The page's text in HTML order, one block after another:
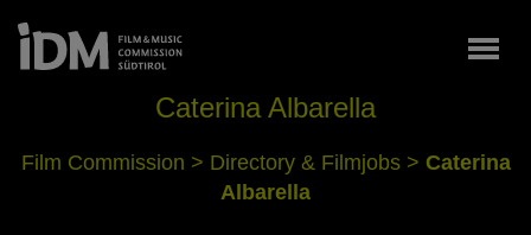
Caterina Albarella
Film Commission > Directory & Filmjobs> Caterina
Albarella